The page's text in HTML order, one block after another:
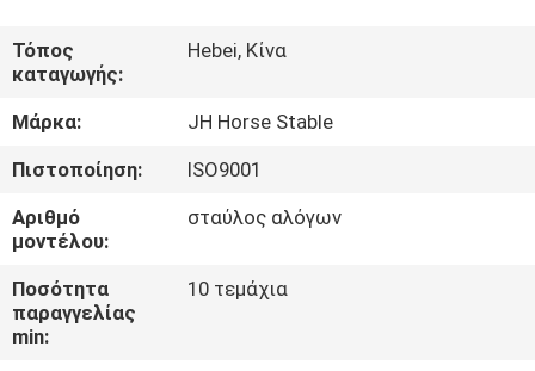
ΓΎΡΟΣ
ΕΡΓΟΣΤΑΣΊΩΝ
ΠΟΙΟΤΙΚΌΣ
ΈΛΕΓΧΟΣ
ΜΑΣ
Τόπος
καταγωγής:
Hebei, Κίνα
Μάρκα:
JH Horse Stable
Πιστοποίηση:
ISO9001
Αριθμό
μοντέλου:
σταύλος αλόγων
Ποσότητα
παραγγελίας
min:
10 τεμάχια